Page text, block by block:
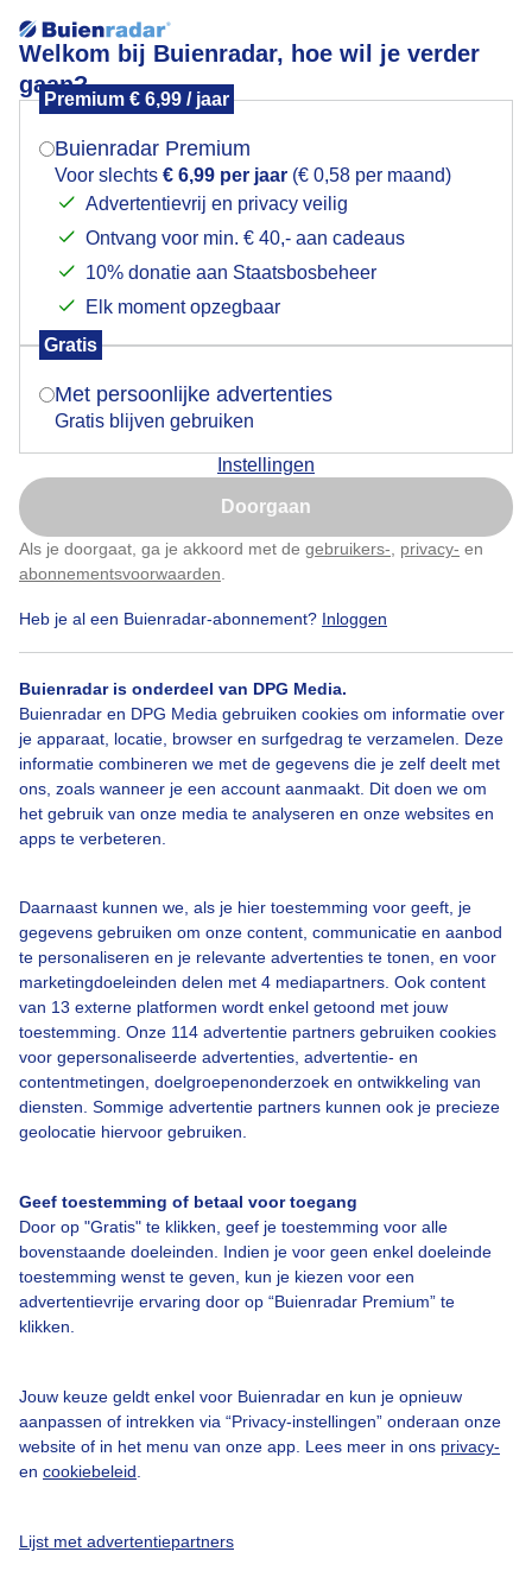
Welkom bij Buienradar, hoe wil je verder
gaan?
Premium € 6,99 / jaar
Buienradar Premium
Voor slechts € 6,99 per jaar (€ 0,58 per maand)
Advertentievrij en privacy veilig
Ontvang voor min. € 40,- aan cadeaus
10% donatie aan Staatsbosbeheer
Elk moment opzegbaar
Gratis
Met persoonlijke advertenties
Gratis blijven gebruiken
Instellingen
Doorgaan
Als je doorgaat, ga je akkoord met de gebruikers- privacy- en
abonnementsvoorwaarden
Heb je al een Buienradar-abonnement? Inloggen
Buienradar is onderdeel van DPG Media.
Buienradar en DPG Media gebruiken cookies om informatie over
je apparaat, locatie, browser en surfgedrag te verzamelen. Deze
informatie combineren we met de gegevens die je zelf deelt met
ons, zoals wanneer je een account aanmaakt. Dit doen we om
het gebruik van onze media te analyseren en onze websites en
apps te verbeteren.
Daarnaast kunnen we, als je hier toestemming voor geeft, je
gegevens gebruiken om onze content, communicatie en aanbod
te personaliseren en je relevante advertenties te tonen, en voor
marketingdoeleinden delen met 4 mediapartners. Ook content
van 13 externe platformen wordt enkel getoond met jouw
toestemming. Onze 114 advertentie partners gebruiken cookies
voor gepersonaliseerde advertenties, advertentie- en
contentmetingen, doelgroepenonderzoek en ontwikkeling van
diensten. Sommige advertentie partners kunnen ook je precieze
geolocatie hiervoor gebruiken.
Geef toestemming of betaal voor toegang
Door op "Gratis" te klikken, geef je toestemming voor alle
bovenstaande doeleinden. Indien je voor geen enkel doeleinde
toestemming wenst te geven, kun je kiezen voor een
advertentievrije ervaring door op “Buienradar Premium” te
klikken.
Jouw keuze geldt enkel voor Buienradar en kun je opnieuw
aanpassen of intrekken via “Privacy-instellingen” onderaan onze
website of in het menu van onze app. Lees meer in ons privacy-
en cookiebeleid
Lijst met advertentiepartners
Kerstmarkt
Gezellig druk op de kerstmarkt vandaag
Door: Ton Wesselius Gemaakt: 14-12-2025, 59x bekeken
Bekijk slideshow
Een moment geduld aub...
Over Buienradar
Veelgestelde vragen
Contact
Toegankelijkheid
Buienradar Team
Privacy beleid
Privacy instellingen
Mogen we je locatie gebruiken voor het
Indien je hier nog geen akkoord op hebt gegeven,
verschijnt er zo een pop-up uit je browser waarin
Is goed, toon de popup
Nu niet, misschien later
Klik hierom dit aan te passen